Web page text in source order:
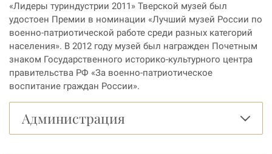
«Лидеры туриндустрии 2011» Тверской музей был
удостоен Премии в номинации «Лучший музей России по
военно-патриотической работе среди разных категорий
населения». В 2012 году музей был награжден Почетным
знаком Государственного историко-культурного центра
правительства РФ «За военно-патриотическое
воспитание граждан России».
Администрация